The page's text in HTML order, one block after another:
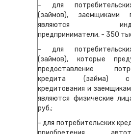
- для
(займов), заемщиками
являются
предприниматели, - 350
- для
(займов), которые
предоставление
кредита (займа)
кредитования и
являются физические
руб.;
- для потребительских